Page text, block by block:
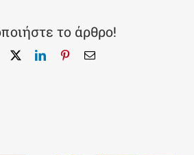
το άρθρο!
Facebook LinkedInPinterestEmail